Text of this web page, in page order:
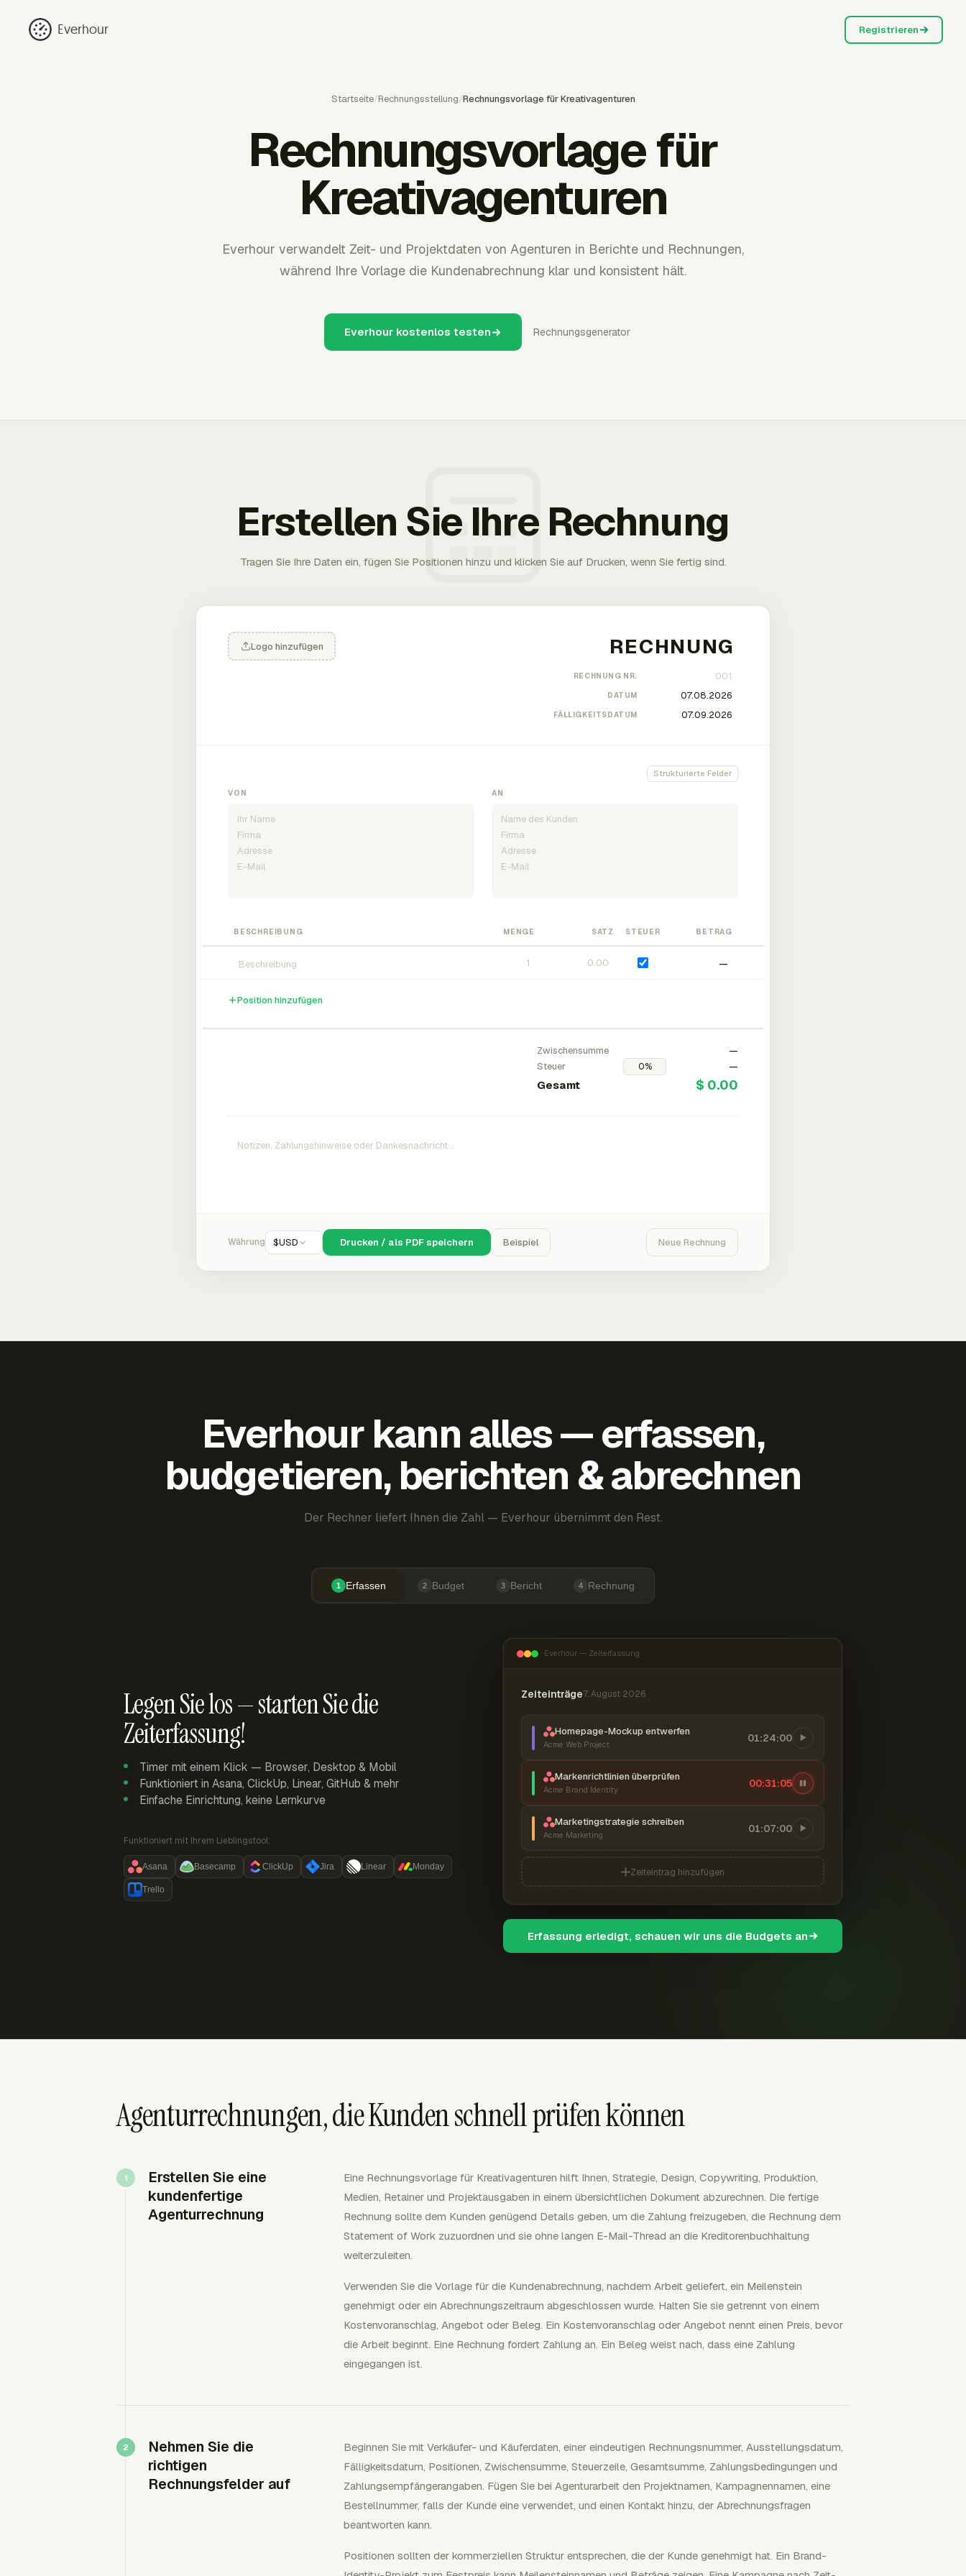
Everhour Registrieren
Startseite/Rechnungsstellung/Rechnungsvorlage für Kreativagenturen
Rechnungsvorlage für
Kreativagenturen
Everhour verwandelt Zeit- und Projektdaten von Agenturen in Berichte und Rechnungen,
während Ihre Vorlage die Kundenabrechnung klar und konsistent hält.
Everhour kostenlos testen Rechnungsgenerator
Erstellen Sie Ihre Rechnung
Tragen Sie Ihre Daten ein, fügen Sie Positionen hinzu und klicken Sie auf Drucken, wenn Sie fertig sind.
Logo hinzufügen
RECHNUNG NR.
DATUM
FÄLLIGKEITSDATUM
Strukturierte Felder
VON AN
BESCHREIBUNG MENGE SATZ STEUER BETRAG
—
Position hinzufügen
Zwischensumme
—
Steuer
—
Gesamt $ 0.00
Währung $USD Drucken / als PDF speichern Beispiel Neue Rechnung
Everhour kann alles — erfassen,
budgetieren, berichten & abrechnen
Der Rechner liefert Ihnen die Zahl — Everhour übernimmt den Rest.
1 Erfassen 2 Budget 3 Bericht 4 Rechnung
Legen Sie los — starten Sie die
Zeiterfassung!
Timer mit einem Klick — Browser, Desktop & Mobil
Funktioniert in Asana, ClickUp, Linear, GitHub & mehr
Einfache Einrichtung, keine Lernkurve
Funktioniert mit Ihrem Lieblingstool:
Asana Basecamp ClickUp Jira Linear Monday
Trello
Everhour — Zeiterfassung
Zeiteinträge7. August 2026
Homepage-Mockup entwerfen
Acme Web Project
01:24:00
Markenrichtlinien überprüfen
Acme Brand Identity
00:31:06
Marketingstrategie schreiben
Acme Marketing
01:07:00
Zeiteintrag hinzufügen
Erfassung erledigt, schauen wir uns die Budgets an
Agenturrechnungen, die Kunden schnell prüfen können
Erstellen Sie eine
kundenfertige
Agenturrechnung
Eine Rechnungsvorlage für Kreativagenturen hilft Ihnen, Strategie, Design, Copywriting, Produktion,
Medien, Retainer und Projektausgaben in einem übersichtlichen Dokument abzurechnen. Die fertige
Rechnung sollte dem Kunden genügend Details geben, um die Zahlung freizugeben, die Rechnung dem
Statement of Work zuzuordnen und sie ohne langen E-Mail-Thread an die Kreditorenbuchhaltung
weiterzuleiten.
Verwenden Sie die Vorlage für die Kundenabrechnung, nachdem Arbeit geliefert, ein Meilenstein
genehmigt oder ein Abrechnungszeitraum abgeschlossen wurde. Halten Sie sie getrennt von einem
Kostenvoranschlag, Angebot oder Beleg. Ein Kostenvoranschlag oder Angebot nennt einen Preis, bevor
die Arbeit beginnt. Eine Rechnung fordert Zahlung an. Ein Beleg weist nach, dass eine Zahlung
eingegangen ist.
Nehmen Sie die
richtigen
Rechnungsfelder auf
Beginnen Sie mit Verkäufer- und Käuferdaten, einer eindeutigen Rechnungsnummer, Ausstellungsdatum,
Fälligkeitsdatum, Positionen, Zwischensumme, Steuerzeile, Gesamtsumme, Zahlungsbedingungen und
Zahlungsempfängerangaben. Fügen Sie bei Agenturarbeit den Projektnamen, Kampagnennamen, eine
Bestellnummer, falls der Kunde eine verwendet, und einen Kontakt hinzu, der Abrechnungsfragen
beantworten kann.
Positionen sollten der kommerziellen Struktur entsprechen, die der Kunde genehmigt hat. Ein Brand-